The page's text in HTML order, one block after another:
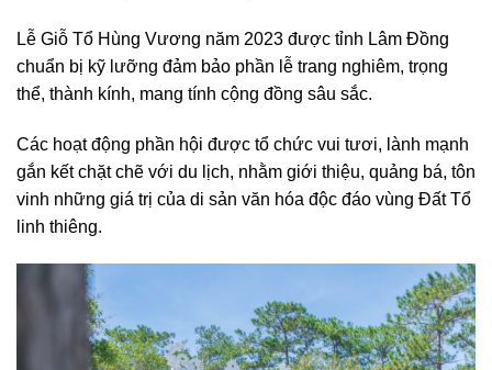
Lễ Giỗ Tổ Hùng Vương năm 2023 được tỉnh Lâm Đồng
chuẩn bị kỹ lưỡng đảm bảo phần lễ trang nghiêm, trọng
thể, thành kính, mang tính cộng đồng sâu sắc.
Các hoạt động phần hội được tổ chức vui tươi, lành mạnh
gắn kết chặt chẽ với du lịch, nhằm giới thiệu, quảng bá, tôn
vinh những giá trị của di sản văn hóa độc đáo vùng Đất Tổ
linh thiêng.